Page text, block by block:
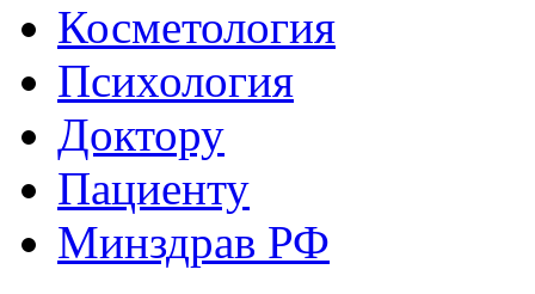
Косметология
Психология
Доктору
Пациенту
Минздрав РФ